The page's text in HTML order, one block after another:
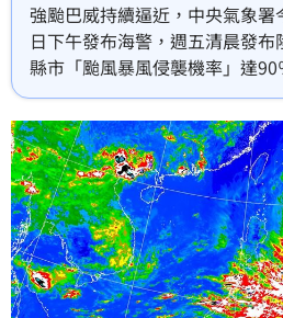
強颱巴威持續逼近，中央氣象
日下午發布海警，週五清晨發
縣市「颱風暴風侵襲機率」達
日）會停班停課，新竹縣市府也